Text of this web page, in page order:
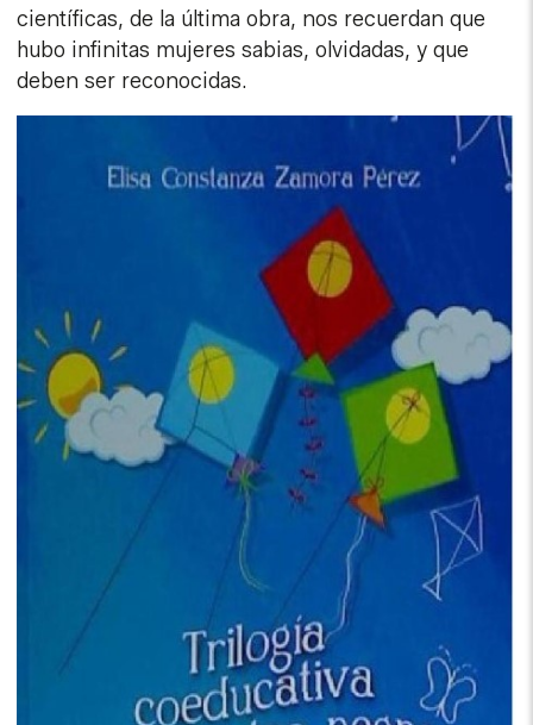
científicas, de la última obra, nos recuerdan que
hubo infinitas mujeres sabias, olvidadas, y que
deben ser reconocidas.